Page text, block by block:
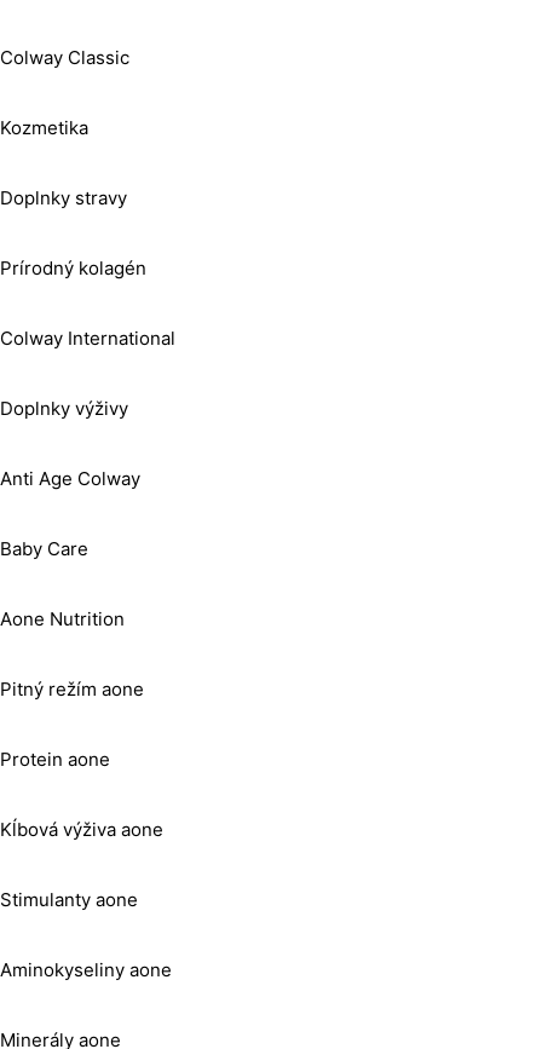
Colway Classic
Kozmetika
Doplnky stravy
Prírodný kolagén
Colway International
Doplnky výživy
Anti Age Colway
Baby Care
Aone Nutrition
Pitný režím aone
Protein aone
Kĺbová výživa aone
Stimulanty aone
Aminokyseliny aone
Minerály aone